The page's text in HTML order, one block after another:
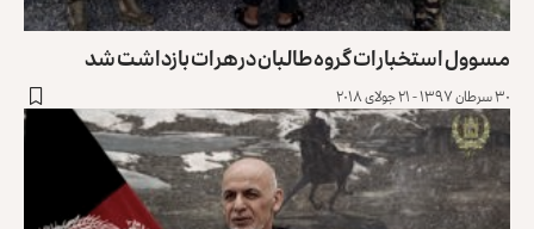
مسوول استخبارات گروه طالبان در هرات بازداشت شد
۳۰ سرطان ۱۳۹۷ - ۲۱ جولای ۲۰۱۸